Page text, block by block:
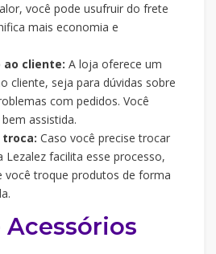
você pode usufruir do frete
mais economia e
cliente: A loja oferece um
cliente, seja para dúvidas sobre
com pedidos. Você
assistida.
troca: Caso você precise trocar
Lezalez facilita esse processo,
você troque produtos de forma
Acessórios